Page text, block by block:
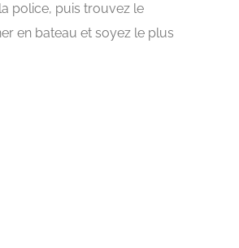
police, puis trouvez le
en bateau et soyez le plus